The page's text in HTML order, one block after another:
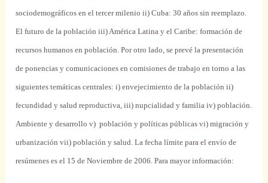
sociodemográficos en el tercer milenio ii) Cuba: 30 años sin reemplazo.
El futuro de la población iii) América Latina y el Caribe: formación de
recursos humanos en población. Por otro lado, se prevé la presentación
de ponencias y comunicaciones en comisiones de trabajo en torno a las
siguientes temáticas centrales: i) envejecimiento de la población ii)
fecundidad y salud reproductiva, iii) nupcialidad y familia iv) población.
Ambiente y desarrollo v) población y políticas públicas vi) migración y
urbanización vii) población y salud. La fecha límite para el envío de
resúmenes es el 15 de Noviembre de 2006. Para mayor información: